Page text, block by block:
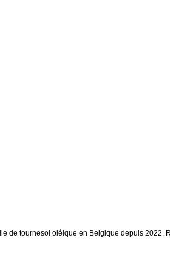
de tournesol oléique en Belgique depuis 2022.